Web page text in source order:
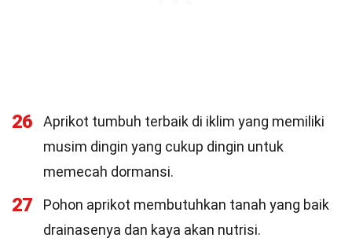
26
Aprikot tumbuh terbaik di iklim yang memiliki
musim dingin yang cukup dingin untuk
memecah dormansi.
27
Pohon aprikot membutuhkan tanah yang baik
drainasenya dan kaya akan nutrisi.